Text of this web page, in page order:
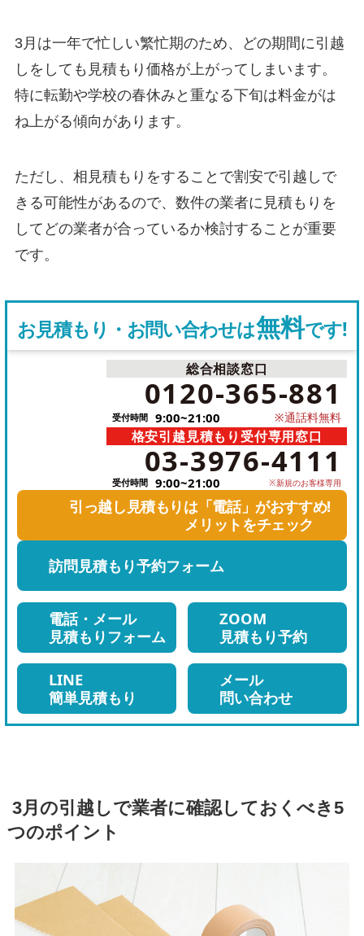
3月は一年で忙しい繁忙期のため、どの期間に引越
しをしても見積もり価格が上がってしまいます。
特に転勤や学校の春休みと重なる下旬は料金がは
ね上がる傾向があります。
ただし、相見積もりをすることで割安で引越しで
きる可能性があるので、数件の業者に見積もりを
してどの業者が合っているか検討することが重要
です。
お見積もり・お問い合わせは無料です!
を
か
け
る
総合相談窓口
0120-365-881
受付時間 9:00~21:00 ※通話料無料
を
か
け
る
格安引越見積もり受付専用窓口
03-3976-4111
受付時間 9:00~21:00 ※新規のお客様専用
引っ越し見積もりは「電話」がおすすめ!
メリットをチェック
訪問見積もり予約フォーム
電話・メール
見積もりフォーム
ZOOM
見積もり予約
LINE
簡単見積もり
メール
問い合わせ
3月の引越しで業者に確認しておくべき5
つのポイント